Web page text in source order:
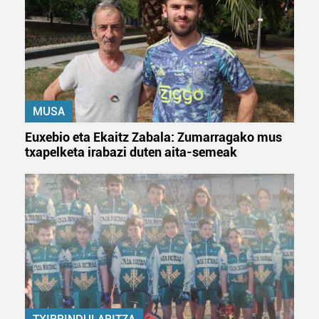
MUSA
Euxebio eta Ekaitz Zabala: Zumarragako mus
txapelketa irabazi duten aita-semeak